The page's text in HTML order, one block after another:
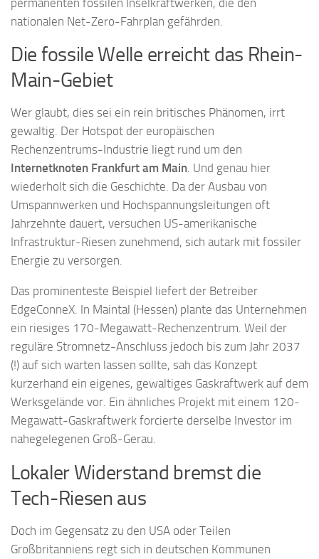
nationalen Net-Zero-Fahrplan gefährden.
Die fossile Welle erreicht das Rhein-
Main-Gebiet
Wer glaubt, dies sei ein rein britisches Phänomen, irrt
gewaltig. Der Hotspot der europäischen
Rechenzentrums-Industrie liegt rund um den
Internetknoten Frankfurt am Main. Und genau hier
wiederholt sich die Geschichte. Da der Ausbau von
Umspannwerken und Hochspannungsleitungen oft
Jahrzehnte dauert, versuchen US-amerikanische
Infrastruktur-Riesen zunehmend, sich autark mit fossiler
Energie zu versorgen.
Das prominenteste Beispiel liefert der Betreiber
EdgeConneX. In Maintal (Hessen) plante das Unternehmen
ein riesiges 170-Megawatt-Rechenzentrum. Weil der
reguläre Stromnetz-Anschluss jedoch bis zum Jahr 2037
(!) auf sich warten lassen sollte, sah das Konzept
kurzerhand ein eigenes, gewaltiges Gaskraftwerk auf dem
Werksgelände vor. Ein ähnliches Projekt mit einem 120-
Megawatt-Gaskraftwerk forcierte derselbe Investor im
nahegelegenen Groß-Gerau.
Lokaler Widerstand bremst die
Tech-Riesen aus
Doch im Gegensatz zu den USA oder Teilen
Großbritanniens regt sich in deutschen Kommunen